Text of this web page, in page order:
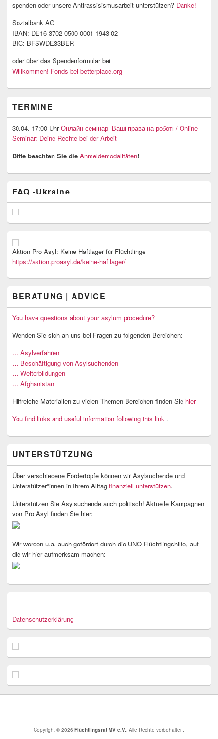
spenden oder unsere Antirassisismusarbeit unterstützen? Danke!
Sozialbank AG
IBAN: DE16 3702 0500 0001 1943 02
BIC: BFSWDE33BER
oder über das Spendenformular bei
Willkommen!-Fonds bei betterplace.org
TERMINE
30.04. 17:00 UhrОнлайн-семінар: Ваші права на роботі / Online-
Seminar: Deine Rechte bei der Arbeit
Bitte beachten Sie die Anmeldemodalitäten!
FAQ -Ukraine
Aktion Pro Asyl: Keine Haftlager für Flüchtlinge
https://aktion.proasyl.de/keine-haftlager/
BERATUNG | ADVICE
You have questions about your asylum procedure?
Wenden Sie sich an uns bei Fragen zu folgenden Bereichen:
… Asylverfahren
… Beschäftigung von Asylsuchenden
… Weiterbildungen
… Afghanistan
Hilfreiche Materialien zu vielen Themen-Bereichen finden Sie hier
You find links and useful information following this link .
UNTERSTÜTZUNG
Über verschiedene Fördertöpfe können wir Asylsuchende und
Unterstützer*innen in Ihrem Alltag finanziell unterstützen.
Unterstützen Sie Asylsuchende auch politisch! Aktuelle Kampagnen
von Pro Asyl finden Sie hier:
Wir werden u.a. auch gefördert durch die UNO-Flüchtlingshilfe, auf
die wir hier aufmerksam machen:
Datenschutzerklärung
Copyright © 2026 Flüchtlingsrat MV e.V.. Alle Rechte vorbehalten.